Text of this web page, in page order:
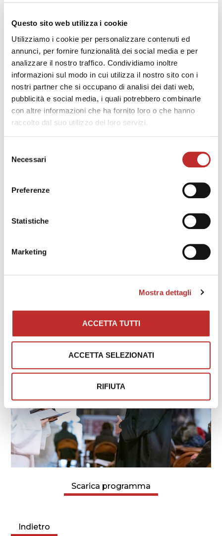
Questo sito web utilizza i cookie
Utilizziamo i cookie per personalizzare contenuti ed
annunci, per fornire funzionalità dei social media e per
analizzare il nostro traffico. Condividiamo inoltre
informazioni sul modo in cui utilizza il nostro sito con i
nostri partner che si occupano di analisi dei dati web,
pubblicità e social media, i quali potrebbero combinarle
con altre informazioni che ha fornito loro o che hanno
raccolto dal suo utilizzo dei loro servizi.
delNecessari
Preferenze
Statistiche
Marketing
Mostra dettagli
ACCETTA TUTTI
ACCETTA SELEZIONATI
RIFIUTA
Galleria
foto by @Gigi Cozzarin
Scarica programma
Indietro